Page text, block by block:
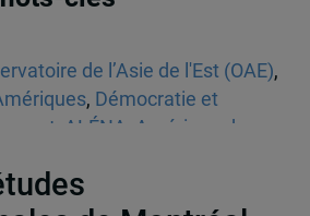
de l’Asie de l'Est (OAE),
, Démocratie et
ALÉNA
Amérique du